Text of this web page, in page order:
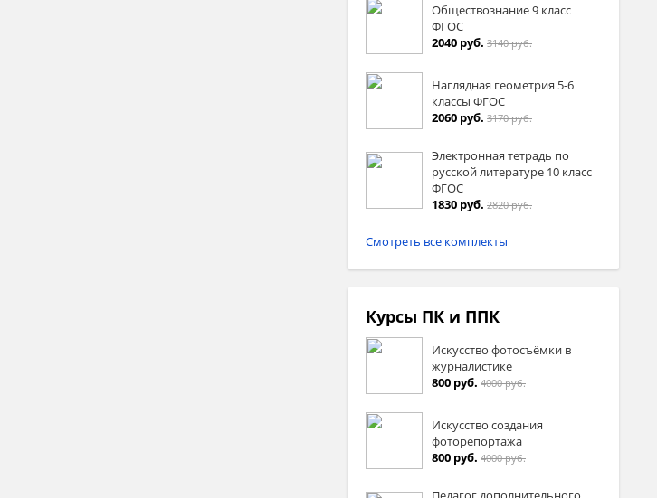
Обществознание 9 класс
ФГОС
2040 руб. 3140 руб.
Наглядная геометрия 5-6
классы ФГОС
2060 руб. 3170 руб.
Электронная тетрадь по
русской литературе 10 класс
ФГОС
1830 руб. 2820 руб.
Смотреть все комплекты
Курсы ПК и ППК
Искусство фотосъёмки в
журналистике
800 руб. 4000 руб.
Искусство создания
фоторепортажа
800 руб. 4000 руб.